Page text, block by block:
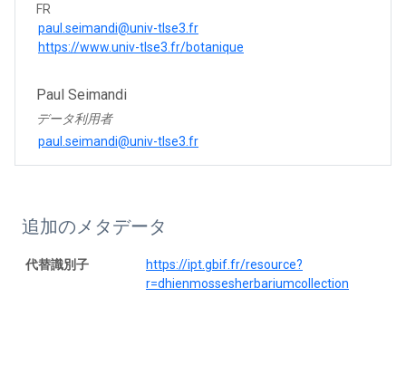
FR
paul.seimandi@univ-tlse3.fr
https://www.univ-tlse3.fr/botanique
Paul Seimandi
データ利用者
paul.seimandi@univ-tlse3.fr
追加のメタデータ
代替識別子
https://ipt.gbif.fr/resource?
r=dhienmossesherbariumcollection